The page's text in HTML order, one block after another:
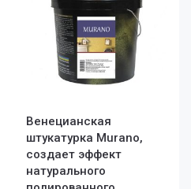
Венецианская
штукатурка Murano,
создает эффект
натурального